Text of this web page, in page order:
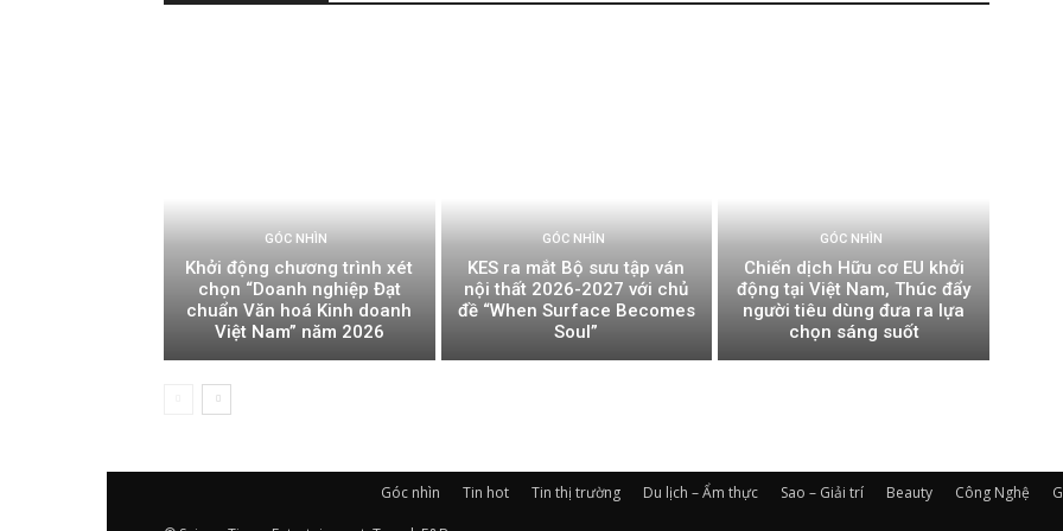
GÓC NHÌN
Khởi động chương trình xét
chọn “Doanh nghiệp Đạt
chuẩn Văn hoá Kinh doanh
Việt Nam” năm 2026
GÓC NHÌN
KES ra mắt Bộ sưu tập ván
nội thất 2026-2027 với chủ
đề “When Surface Becomes
Soul”
GÓC NHÌN
Chiến dịch Hữu cơ EU khởi
động tại Việt Nam, Thúc đẩy
người tiêu dùng đưa ra lựa
chọn sáng suốt
Góc nhìn Tin hot Tin thị trường Du lịch – Ẩm thực Sao – Giải trí Beauty Công Nghệ